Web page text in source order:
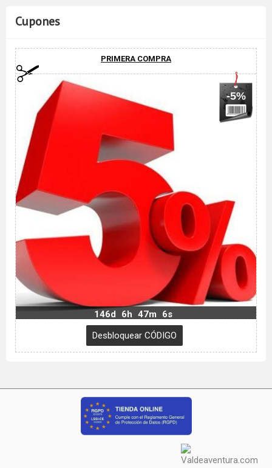
Cupones
PRIMERA COMPRA
-5%
146d 6h 47m 5s